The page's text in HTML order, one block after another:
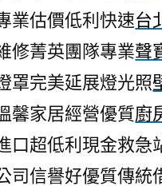
業估價低利快速台
修菁英團隊專業聲
罩完美延展燈光照
馨家居經營優質廚
口超低利現金救急
司信譽好優質傳統